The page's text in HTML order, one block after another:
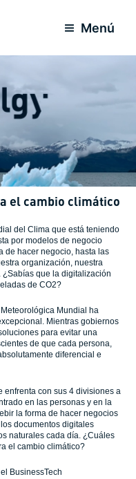
Menú
el cambio climático
del Clima que está teniendo
por modelos de negocio
de hacer negocio, hasta las
organización, nuestra
que la digitalización
de CO2?
Mundial ha
Mientras gobiernos
para evitar una
de que cada persona,
diferencial e
enfrenta con sus 4 divisiones a
en las personas y en la
la forma de hacer negocios
documentos digitales
naturales cada día. ¿Cuáles
el cambio climático?
BusinessTech